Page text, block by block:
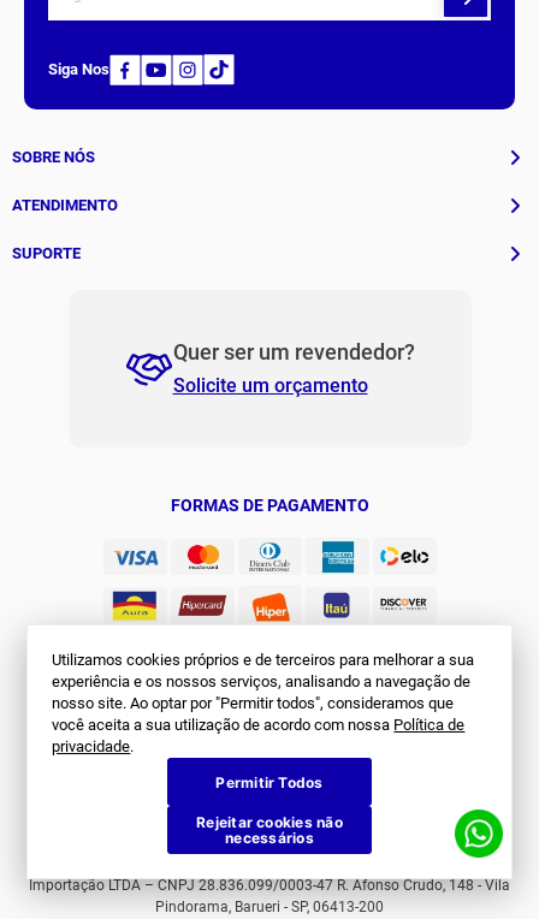
Utilizamos cookies próprios e de terceiros para melhorar a sua
experiência e os nossos serviços, analisando a navegação de
nosso site. Ao optar por "Permitir todos", consideramos que
você aceita a sua utilização de acordo com nossa Política de
privacidade.
Permitir Todos
Rejeitar cookies não
necessários
Siga Nos
SOBRE NÓS
História
Patrocinados
ATENDIMENTO
Whatsapp
contato@jomabr.com.br
SUPORTE
Regulamento Joma Club
Quer ser um revendedor?
Solicite um orçamento
FORMAS DE PAGAMENTO
SEGURANÇA
Importação LTDA – CNPJ 28.836.099/0003-47 R. Afonso Crudo, 148 - Vila
Pindorama, Barueri - SP, 06413-200